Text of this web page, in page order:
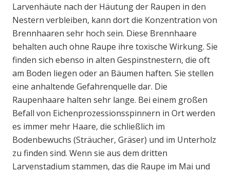
Larvenhäute nach der Häutung der Raupen in den
Nestern verbleiben, kann dort die Konzentration von
Brennhaaren sehr hoch sein. Diese Brennhaare
behalten auch ohne Raupe ihre toxische Wirkung. Sie
finden sich ebenso in alten Gespinstnestern, die oft
am Boden liegen oder an Bäumen haften. Sie stellen
eine anhaltende Gefahrenquelle dar. Die
Raupenhaare halten sehr lange. Bei einem großen
Befall von Eichenprozessionsspinnern in Ort werden
es immer mehr Haare, die schließlich im
Bodenbewuchs (Sträucher, Gräser) und im Unterholz
zu finden sind. Wenn sie aus dem dritten
Larvenstadium stammen, das die Raupe im Mai und